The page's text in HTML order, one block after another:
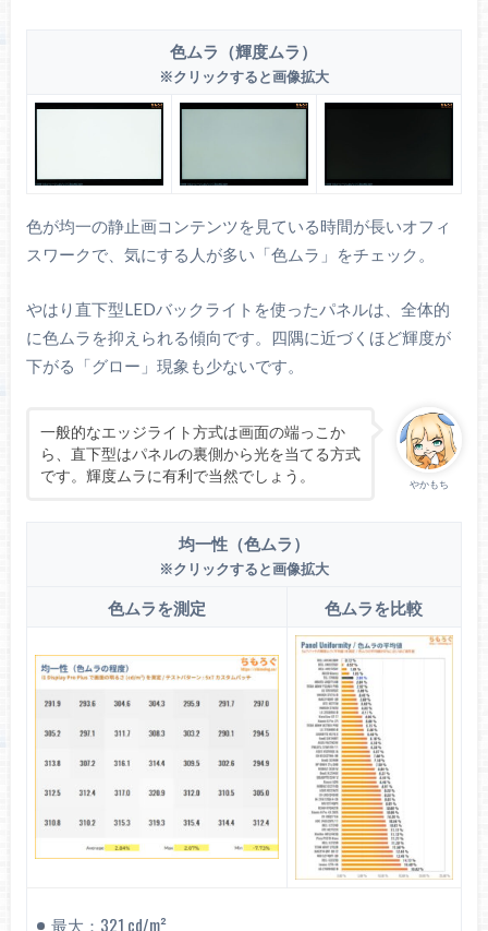
色ムラ（輝度ムラ）
※クリックすると画像拡大
色が均一の静止画コンテンツを見ている時間が長いオフィ
スワークで、気にする人が多い「色ムラ」をチェック。
やはり直下型LEDバックライトを使ったパネルは、全体的
に色ムラを抑えられる傾向です。四隅に近づくほど輝度が
下がる「グロー」現象も少ないです。
やかもち
一般的なエッジライト方式は画面の端っこか
ら、直下型はパネルの裏側から光を当てる方式
です。輝度ムラに有利で当然でしょう。
均一性（色ムラ）
※クリックすると画像拡大
色ムラを測定 色ムラを比較
最大：321 cd/m²